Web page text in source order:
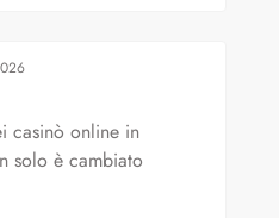
casinò online in
solo è cambiato